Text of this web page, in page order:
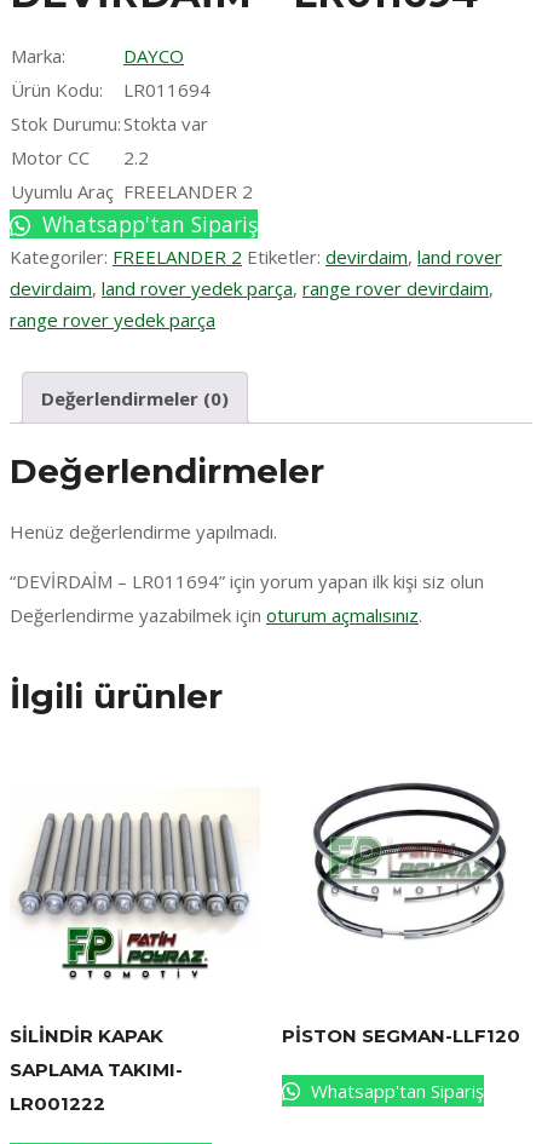
Marka:
DAYCO
Ürün Kodu:
LR011694
Stok Durumu:Stokta var
Motor CC
2.2
Uyumlu Araç FREELANDER 2
Whatsapp'tan Sipariş
Kategoriler: FREELANDER 2 Etiketler: devirdaim, land rover
devirdaim, land rover yedek parça, range rover devirdaim,
range rover yedek parça
Değerlendirmeler (0)
Değerlendirmeler
Henüz değerlendirme yapılmadı.
“DEVİRDAİM – LR011694” için yorum yapan ilk kişi siz olun
Değerlendirme yazabilmek için oturum açmalısınız.
İlgili ürünler
SİLİNDİR KAPAK
SAPLAMA TAKIMI-
LR001222
PİSTON SEGMAN-LLF120
Whatsapp'tan Sipariş